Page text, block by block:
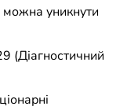
можна уникнути
(Діагностичний